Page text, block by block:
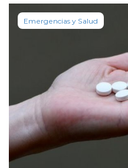
Emergencias y Salud